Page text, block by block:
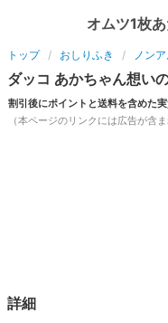
オムツ1枚
トップ おしりふき ノン
ダッコ あかちゃん想い
割引後にポイントと送料を含めた
（本ページのリンクには広告が含ま
詳細